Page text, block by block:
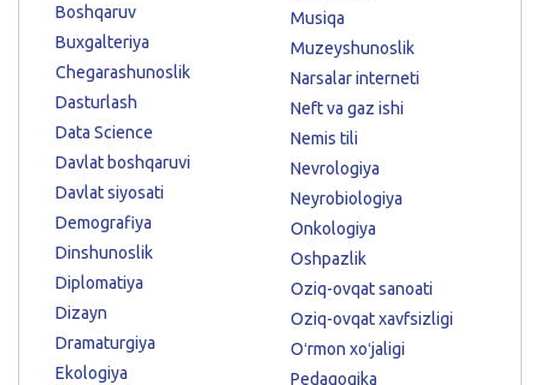
Boshqaruv
Buxgalteriya
Chegarashunoslik
Dasturlash
Data Science
Davlat boshqaruvi
Davlat siyosati
Demografiya
Dinshunoslik
Diplomatiya
Dizayn
Dramaturgiya
Ekologiya
Musiqa
Muzeyshunoslik
Narsalar interneti
Neft va gaz ishi
Nemis tili
Nevrologiya
Neyrobiologiya
Onkologiya
Oshpazlik
Oziq-ovqat sanoati
Oziq-ovqat xavfsizligi
Oʻrmon xoʻjaligi
Pedagogika